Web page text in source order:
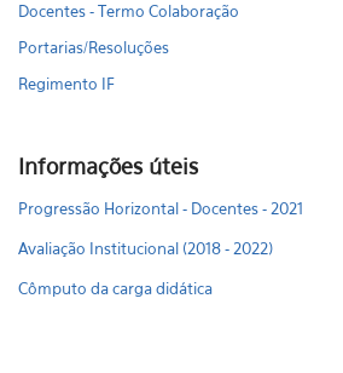
Docentes - Termo Colaboração
Portarias/Resoluções
Regimento IF
Informações úteis
Progressão Horizontal - Docentes - 2021
Avaliação Institucional (2018 - 2022)
Cômputo da carga didática